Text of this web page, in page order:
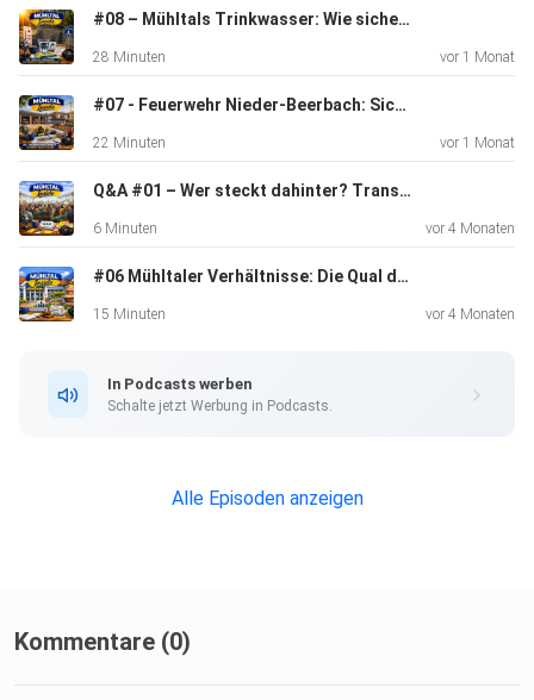
Deepdives: Folge 3 „Sportplatz Traisa – Spatenstich und
Zeitdruck: Warum 2026 zählt“ (geplant: Sa., 28. Februar)
Folge 4 „Mühltal und seine Brücken: Kosten, Verkehr,
Entscheidungen“ (geplant: Sa., 7. März).
Weitere Informationen: Mühltalpost
#08 – Mühltals Trinkwasser: Wie sicher ist unsere Versorgung?
28 Minuten vor 1 Monat
#07 - Feuerwehr Nieder-Beerbach: Sicherheit braucht Raum
22 Minuten vor 1 Monat
Q&A #01 – Wer steckt dahinter? Transparenz & Einordnung
6 Minuten vor 4 Monaten
#06 Mühltaler Verhältnisse: Die Qual der Wahl
15 Minuten vor 4 Monaten
In Podcasts werben
Schalte jetzt Werbung in Podcasts.
Alle Episoden anzeigen
Kommentare (0)